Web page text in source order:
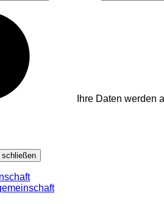
Ihre Daten werden
schließen